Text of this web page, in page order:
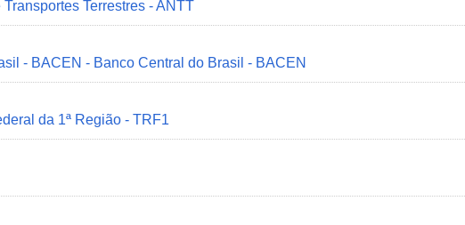
Terrestres - ANTT
- BACEN - Banco Central do Brasil - BACEN
da 1ª Região - TRF1